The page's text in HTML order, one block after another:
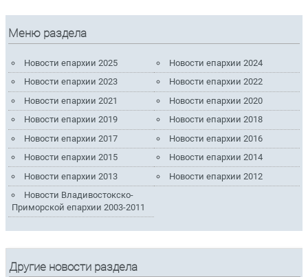
Меню раздела
Новости епархии 2025
Новости епархии 2024
Новости епархии 2023
Новости епархии 2022
Новости епархии 2021
Новости епархии 2020
Новости епархии 2019
Новости епархии 2018
Новости епархии 2017
Новости епархии 2016
Новости епархии 2015
Новости епархии 2014
Новости епархии 2013
Новости епархии 2012
Новости Владивостокско-
Приморской епархии 2003-2011
Другие новости раздела